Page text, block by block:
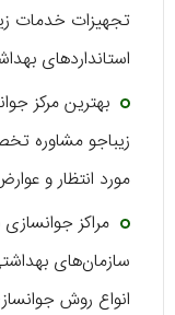
تجهیزات خدمات
استانداردهای
بهترین مرکز
زیباجو مشاوره
مورد انتظار و
مراکز
سازمان‌های
انواع روش